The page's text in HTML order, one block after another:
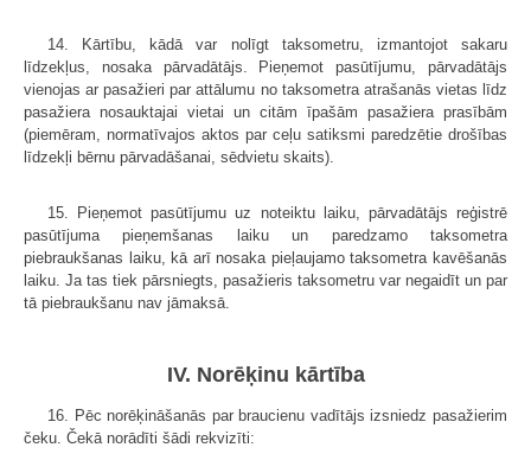
14. Kārtību, kādā var nolīgt taksometru, izmantojot sakaru
līdzekļus, nosaka pārvadātājs. Pieņemot pasūtījumu, pārvadātājs
vienojas ar pasažieri par attālumu no taksometra atrašanās vietas līdz
pasažiera nosauktajai vietai un citām īpašām pasažiera prasībām
(piemēram, normatīvajos aktos par ceļu satiksmi paredzētie drošības
līdzekļi bērnu pārvadāšanai, sēdvietu skaits).
15. Pieņemot pasūtījumu uz noteiktu laiku, pārvadātājs reģistrē
pasūtījuma pieņemšanas laiku un paredzamo taksometra
piebraukšanas laiku, kā arī nosaka pieļaujamo taksometra kavēšanās
laiku. Ja tas tiek pārsniegts, pasažieris taksometru var negaidīt un par
tā piebraukšanu nav jāmaksā.
IV. Norēķinu kārtība
16. Pēc norēķināšanās par braucienu vadītājs izsniedz pasažierim
čeku. Čekā norādīti šādi rekvizīti: